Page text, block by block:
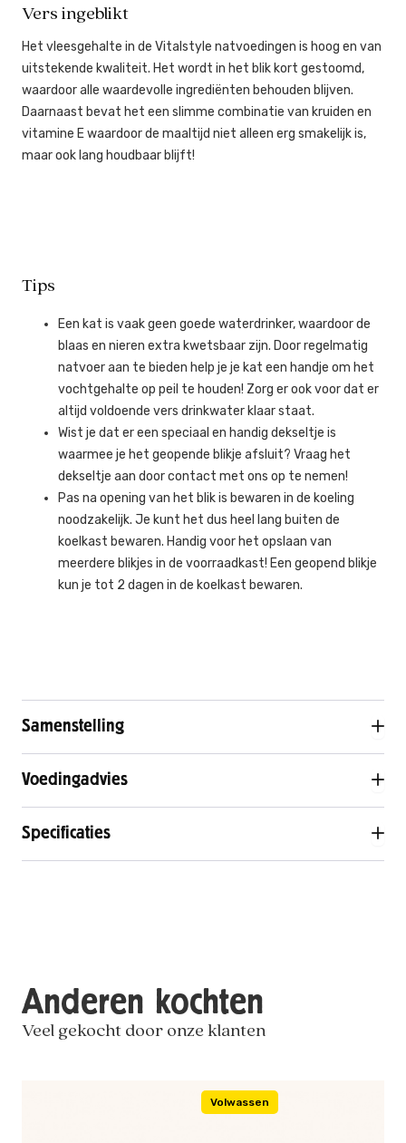
Vers ingeblikt
Het vleesgehalte in de Vitalstyle natvoedingen is hoog en van
uitstekende kwaliteit. Het wordt in het blik kort gestoomd,
waardoor alle waardevolle ingrediënten behouden blijven.
Daarnaast bevat het een slimme combinatie van kruiden en
vitamine E waardoor de maaltijd niet alleen erg smakelijk is,
maar ook lang houdbaar blijft!
Tips
Een kat is vaak geen goede waterdrinker, waardoor de
blaas en nieren extra kwetsbaar zijn. Door regelmatig
natvoer aan te bieden help je je kat een handje om het
vochtgehalte op peil te houden! Zorg er ook voor dat er
altijd voldoende vers drinkwater klaar staat.
Wist je dat er een speciaal en handig dekseltje is
waarmee je het geopende blikje afsluit? Vraag het
dekseltje aan door contact met ons op te nemen!
Pas na opening van het blik is bewaren in de koeling
noodzakelijk. Je kunt het dus heel lang buiten de
koelkast bewaren. Handig voor het opslaan van
meerdere blikjes in de voorraadkast! Een geopend blikje
kun je tot 2 dagen in de koelkast bewaren.
Samenstelling
Voedingadvies
Specificaties
Anderen kochten
Veel gekocht door onze klanten
Volwassen